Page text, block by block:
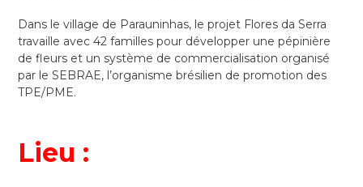
Dans le village de Parauninhas, le projet Flores da Serra
travaille avec 42 familles pour développer une pépinière
de fleurs et un système de commercialisation organisé
par le SEBRAE, l’organisme brésilien de promotion des
TPE/PME.
Lieu :